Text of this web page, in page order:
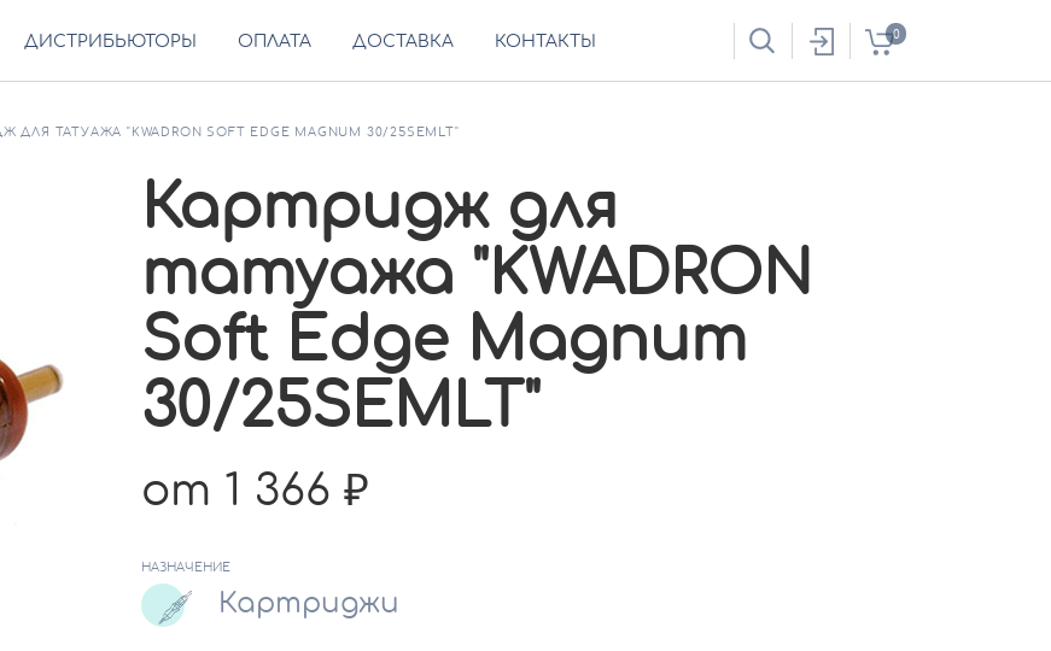
ДИСТРИБЬЮТОРЫ ОПЛАТА ДОСТАВКА КОНТАКТЫ 0
ДЛЯ ТАТУАЖА "KWADRON SOFT EDGE MAGNUM 30/25SEMLT"
Картридж для
татуажа "KWADRON
Soft Edge Magnum
30/25SEMLT"
от 1 366
НАЗНАЧЕНИЕ
Картриджи